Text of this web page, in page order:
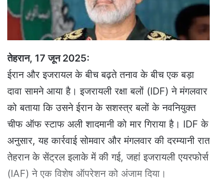
i
l
तेहरान, 17 जून 2025:
ईरान और इजरायल के बीच बढ़ते तनाव के बीच एक बड़ा
दावा सामने आया है। इजरायली रक्षा बलों (IDF) ने मंगलवार
को बताया कि उसने ईरान के सशस्त्र बलों के नवनियुक्त
चीफ ऑफ स्टाफ अली शादमानी को मार गिराया है। IDF के
अनुसार, यह कार्रवाई सोमवार और मंगलवार की दरम्यानी रात
तेहरान के सेंट्रल इलाके में की गई, जहां इजरायली एयरफोर्स
(IAF) ने एक विशेष ऑपरेशन को अंजाम दिया।